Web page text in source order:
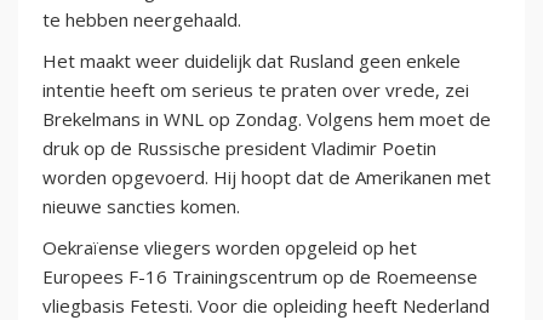
te hebben neergehaald.
Het maakt weer duidelijk dat Rusland geen enkele
intentie heeft om serieus te praten over vrede, zei
Brekelmans in WNL op Zondag. Volgens hem moet de
druk op de Russische president Vladimir Poetin
worden opgevoerd. Hij hoopt dat de Amerikanen met
nieuwe sancties komen.
Oekraïense vliegers worden opgeleid op het
Europees F-16 Trainingscentrum op de Roemeense
vliegbasis Fetesti. Voor die opleiding heeft Nederland